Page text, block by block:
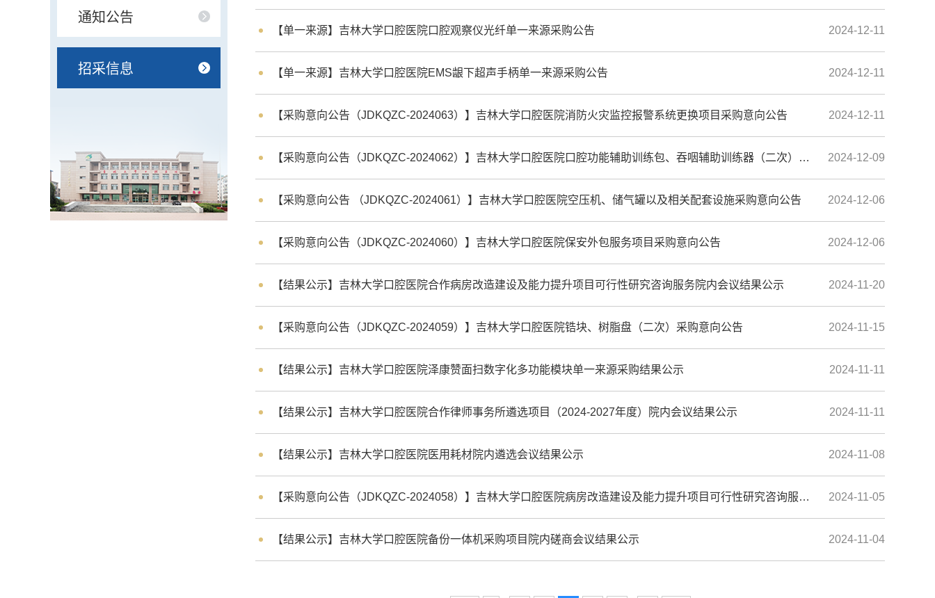
通知公告
招采信息
【单一来源】吉林大学口腔医院口腔观察仪光纤单一来源采购公告 2024-12-11
【单一来源】吉林大学口腔医院EMS龈下超声手柄单一来源采购公告 2024-12-11
【采购意向公告（JDKQZC-2024063）】吉林大学口腔医院消防火灾监控报警系统更换项目采购意向公告 2024-12-11
【采购意向公告（JDKQZC-2024062）】吉林大学口腔医院口腔功能辅助训练包、吞咽辅助训练器（二次）采购意向公告 2024-12-09
【采购意向公告 （JDKQZC-2024061）】吉林大学口腔医院空压机、储气罐以及相关配套设施采购意向公告 2024-12-06
【采购意向公告（JDKQZC-2024060）】吉林大学口腔医院保安外包服务项目采购意向公告 2024-12-06
【结果公示】吉林大学口腔医院合作病房改造建设及能力提升项目可行性研究咨询服务院内会议结果公示 2024-11-20
【采购意向公告（JDKQZC-2024059）】吉林大学口腔医院锆块、树脂盘（二次）采购意向公告 2024-11-15
【结果公示】吉林大学口腔医院泽康赞面扫数字化多功能模块单一来源采购结果公示 2024-11-11
【结果公示】吉林大学口腔医院合作律师事务所遴选项目（2024-2027年度）院内会议结果公示 2024-11-11
【结果公示】吉林大学口腔医院医用耗材院内遴选会议结果公示 2024-11-08
【采购意向公告（JDKQZC-2024058）】吉林大学口腔医院病房改造建设及能力提升项目可行性研究咨询服务项目采购意向公告 2024-11-05
【结果公示】吉林大学口腔医院备份一体机采购项目院内磋商会议结果公示 2024-11-04